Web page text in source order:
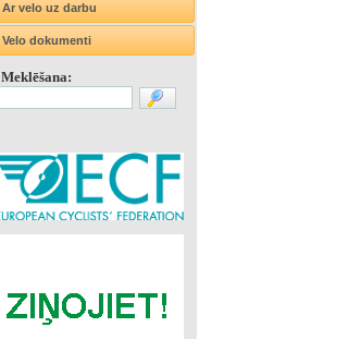
Ar velo uz darbu
Velo dokumenti
Meklēšana: